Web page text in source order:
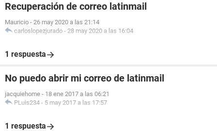
Recuperación de correo latinmail
Mauricio - 26 may 2020 a las 21:14
carloslopezjurado - 28 may 2020 a las 16:04
1 respuesta
No puedo abrir mi correo de latinmail
jacquiehome - 18 ene 2017 a las 06:21
PLuis234 - 5 may 2017 a las 17:57
1 respuesta